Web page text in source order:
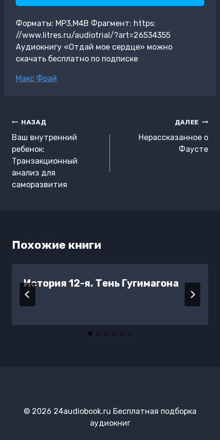
Форматы: MP3,M4B Фрагмент: https:
//www.litres.ru/audiotrial/?art=26534355
Аудиокнигу «Отдай мое сердце» можно
скачать бесплатно по подписке
Метки
Макс Фрай
Навигация
по
записям
НАЗАД
Ваш внутренний
ребенок:
Транзакционный
анализ для
саморазвития
ДАЛЕЕ
Нерассказанное о
Фаусте
Похожие книги
История 12-я. Тень Гугимагона
© 2026 24audiobook.ru Бесплатная подборка
аудиокниг